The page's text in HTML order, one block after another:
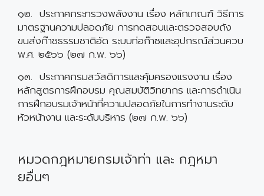
๑๒. ประกาศกระทรวงพลังงาน เรื่อง หลักเกณฑ์ วิธีการ
มาตรฐานความปลอดภัย การทดสอบและตรวจสอบถัง
ขนส่งก๊าซธรรมชาติอัด ระบบท่อก๊าซและอุปกรณ์ส่วนควบ
พ.ศ. ๒๕๖๖ (๒๗ ก.พ. ๖๖)
๑๓. ประกาศกรมสวัสดิการและคุ้มครองแรงงาน เรื่อง
หลักสูตรการฝึกอบรม คุณสมบัติวิทยากร และการดำเนิน
การฝึกอบรมเจ้าหน้าที่ความปลอดภัยในการทำงานระดับ
หัวหน้างาน และระดับบริหาร (๒๗ ก.พ. ๖๖)
หมวดกฎหมายกรมเจ้าท่า และ กฎหมา
ยอื่นๆ